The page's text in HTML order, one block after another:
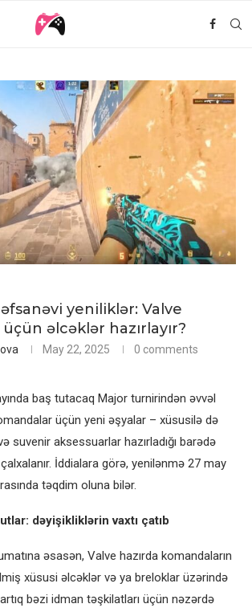
yeniliklər: Valve
əlcəklər hazırlayır?
May 22, 2025 0 comments
baş tutacaq Major turnirindən əvvəl
üçün yeni əşyalar – xüsusilə də
suvenir aksessuarlar hazırladığı barədə
İddialara görə, yenilənmə 27 may
təqdim oluna bilər.
dəyişikliklərin vaxtı çatıb
əsasən, Valve hazırda komandaların
xüsusi əlcəklər və ya breloklar üzərində
bəzi idman təşkilatları üçün nəzərdə